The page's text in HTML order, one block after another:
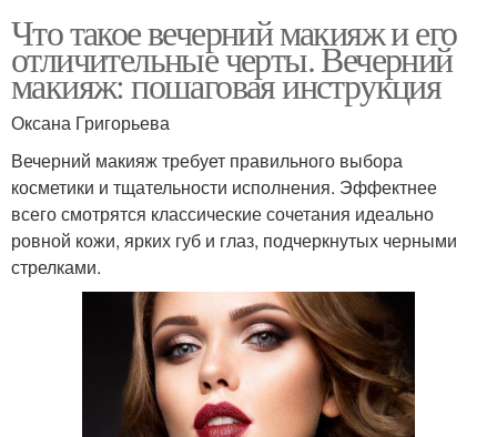
Что такое вечерний макияж и его
отличительные черты. Вечерний
макияж: пошаговая инструкция
Оксана Григорьева
Вечерний макияж требует правильного выбора
косметики и тщательности исполнения. Эффектнее
всего смотрятся классические сочетания идеально
ровной кожи, ярких губ и глаз, подчеркнутых черными
стрелками.